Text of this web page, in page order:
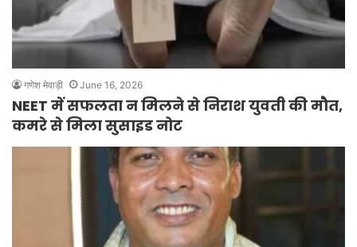
गणेश मेवाड़ी June 16, 2026
NEET में सफलता न मिलने से निराश युवती की मौत,
कमरे से मिला सुसाइड नोट